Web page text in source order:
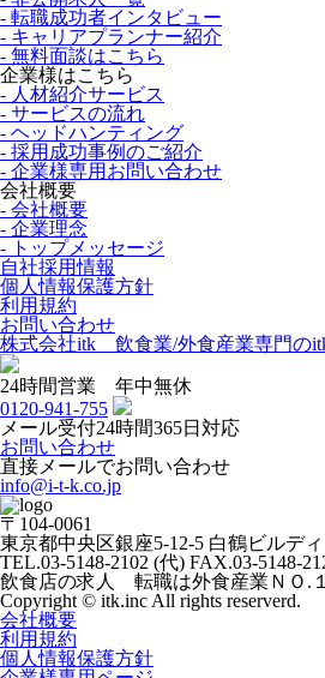
- 転職成功者インタビュー
- キャリアプランナー紹介
- 無料面談はこちら
企業様はこちら
- 人材紹介サービス
- サービスの流れ
- ヘッドハンティング
- 採用成功事例のご紹介
- 企業様専用お問い合わせ
会社概要
- 会社概要
- 企業理念
- トップメッセージ
自社採用情報
個人情報保護方針
利用規約
お問い合わせ
株式会社itk 飲食業/外食産業専門の
24時間営業 年中無休
0120-941-755
メール受付24時間365日対応
お問い合わせ
直接メールでお問い合わせ
info@i-t-k.co.jp
〒104-0061
東京都中央区銀座5-12-5 白鶴ビルデ
TEL.03-5148-2102 (代) FAX.03-5148-
飲食店の求人 転職は外食産業ＮＯ.
Copyright © itk.inc All rights reserverd.
会社概要
利用規約
個人情報保護方針